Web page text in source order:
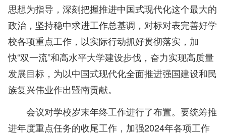
思想为指导，深刻把握推进中国式现代化这个最大的
政治，坚持稳中求进工作总基调，对标对表完善好学
校各项重点工作，以实际行动抓好贯彻落实，加
快“双一流”和高水平大学建设步伐，奋力实现高质量
发展目标，为以中国式现代化全面推进强国建设和民
族复兴伟业作出暨南贡献。
会议对学校岁末年终工作进行了布置。要统筹推
进年度重点任务的收尾工作，加强2024年各项工作